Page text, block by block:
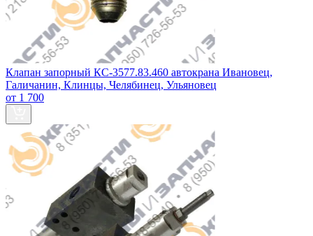
Клапан запорный КС-3577.83.460 автокрана Ивановец,
Галичанин, Клинцы, Челябинец, Ульяновец
от 1 700